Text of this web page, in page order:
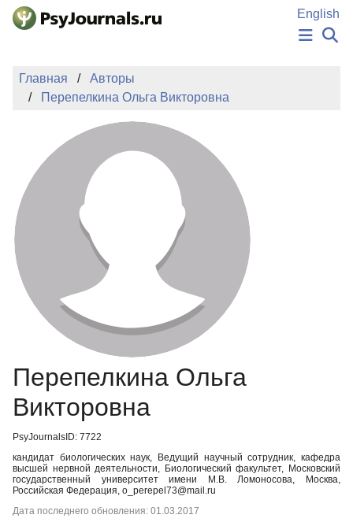
Перейти к основному содержанию
English
ИЗДАНИЯ
АВТОРЫ
ПОДАТЬ РУКОПИСЬ
БАЗА ЗНАНИЙ
КЛЮЧЕВЫЕ СЛОВА
Регистрация
Главная
Авторы
Перепелкина Ольга Викторовна
Перепелкина Ольга
Викторовна
PsyJournalsID: 7722
кандидат биологических наук, Ведущий научный сотрудник, кафедра
высшей нервной деятельности, Биологический факультет, Московский
государственный университет имени М.В. Ломоносова, Москва,
Российская Федерация, o_perepel73@mail.ru
Дата последнего обновления: 01.03.2017